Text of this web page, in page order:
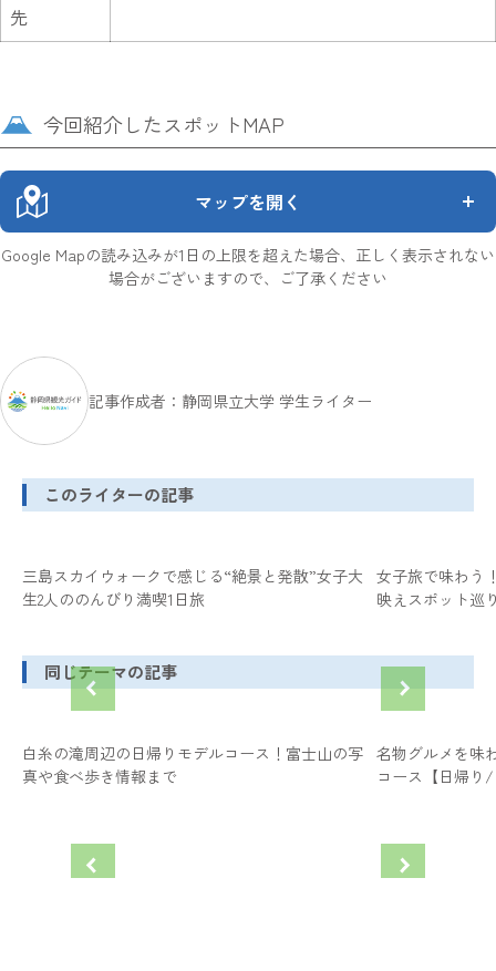
先
今回紹介したスポットMAP
マップを開く
Google Mapの読み込みが1日の上限を超えた場合、正しく表示されない
場合がございますので、ご了承ください
記事作成者：静岡県立大学 学生ライター
このライターの記事
三島スカイウォークで感じる“絶景と発散”女子大
生2人ののんびり満喫1日旅
女子旅で味わう
映えスポット巡
同じテーマの記事
白糸の滝周辺の日帰りモデルコース！富士山の写
真や食べ歩き情報まで
名物グルメを味
コース【日帰り